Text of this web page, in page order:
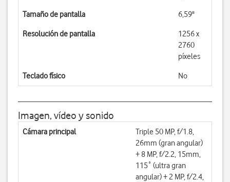
Tamaño de pantalla 6,59"
Resolución de pantalla
1256 x
2760
píxeles
Teclado físico No
Imagen, vídeo y sonido
Cámara principal
Triple 50 MP, f/1.8,
26mm (gran angular)
+ 8 MP, f/2.2, 15mm,
115˚ (ultra gran
angular) + 2 MP, f/2.4,